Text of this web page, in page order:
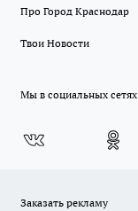
Про Город Краснодар
Твои Новости
Мы в социальных сетях
Заказать рекламу